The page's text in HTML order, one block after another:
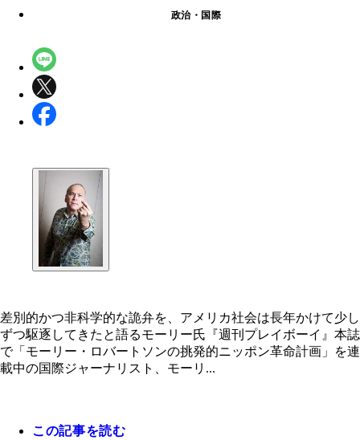
政治・国際
差別的かつ非科学的な詭弁を、アメリカ社会は長年かけて少し
ずつ駆逐してきたと語るモーリー氏『週刊プレイボーイ』本誌
で「モーリー・ロバートソンの挑発的ニッポン革命計画」を連
載中の国際ジャーナリスト、モーリ...
この記事を読む